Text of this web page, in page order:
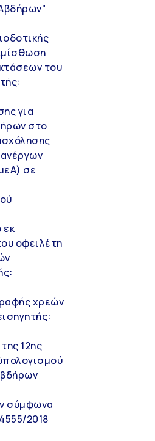
του
για
στο
σε
εκ
οφειλέτη
χρεών
12ης
σύμφωνα
2018